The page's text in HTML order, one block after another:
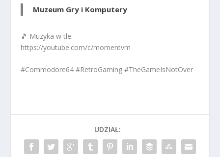
Muzeum Gry i Komputery
🎵 Muzyka w tle:
https://youtube.com/c/momentvm
#Commodore64 #RetroGaming #TheGameIsNotOver
UDZIAŁ: